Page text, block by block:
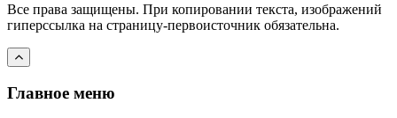
Все права защищены. При копировании текста, изображений
гиперссылка на страницу-первоисточник обязательна.
Главное меню